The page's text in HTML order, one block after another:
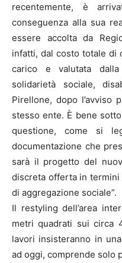
recentemente, è
conseguenza alla sua
essere accolta da
infatti, dal costo totale di
carico e valutata
solidarietà sociale,
Pirellone, dopo l’avviso
stesso ente. È bene
questione, come si
documentazione che
sarà il progetto del
discreta offerta in
di aggregazione sociale”.
Il restyling dell’area
metri quadrati sui circa
lavori insisteranno in
ad oggi, comprende solo